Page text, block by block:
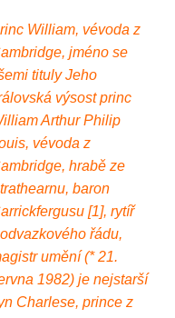
William, vévoda z
jméno se
tituly Jeho
výsost princ
Arthur Philip
vévoda z
hrabě ze
baron
[1], rytíř
řádu,
umění (* 21.
1982) je nejstarší
Charlese, prince z